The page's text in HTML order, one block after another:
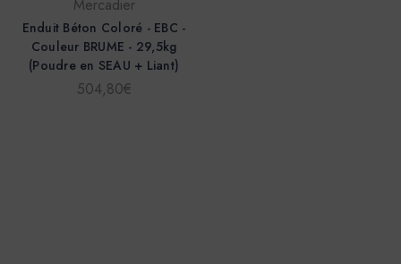
Mercadier
Enduit Béton Coloré - EBC -
Couleur BRUME - 29,5kg
(Poudre en SEAU + Liant)
504,80€